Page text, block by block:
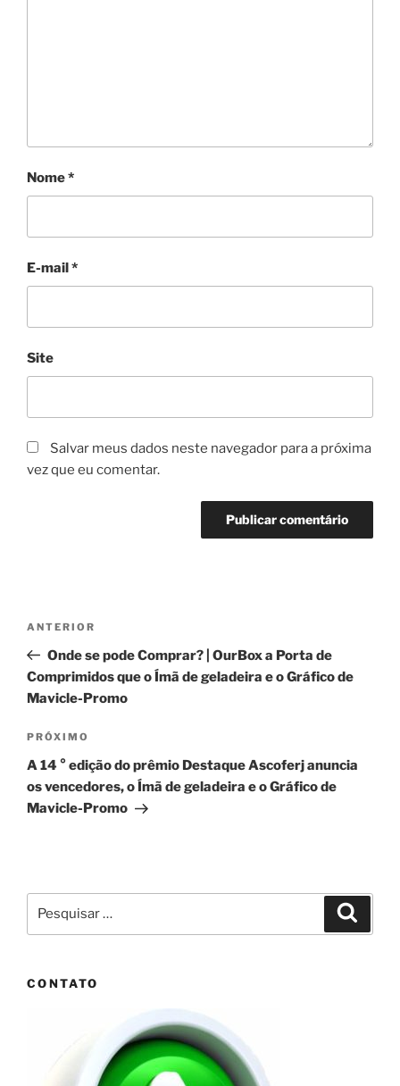
Nome*
E-mail*
Site
Salvar meus dados neste navegador para a próxima
vez que eu comentar.
Post
Post
anterior
ANTERIOR
Onde se pode Comprar? | OurBox a Porta de
Comprimidos que o Ímã de geladeira e o Gráfico de
Mavicle-Promo
Próximo
post
PRÓXIMO
A 14 ° edição do prêmio Destaque Ascoferj anuncia
os vencedores, o Ímã de geladeira e o Gráfico de
Mavicle-Promo
por:
CONTATO